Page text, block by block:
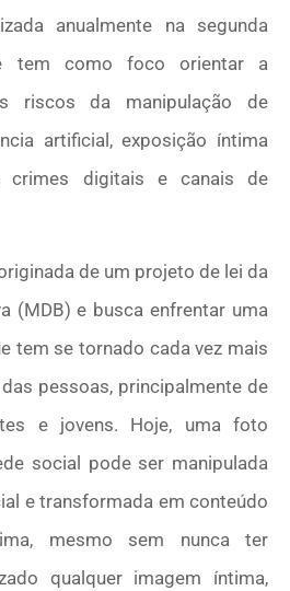
anualmente na segunda
tem como foco orientar a
riscos da manipulação de
artificial, exposição íntima
crimes digitais e canais de
de um projeto de lei da
(MDB) e busca enfrentar uma
tem se tornado cada vez mais
pessoas, principalmente de
e jovens. Hoje, uma foto
social pode ser manipulada
e transformada em conteúdo
mesmo sem nunca ter
qualquer imagem íntima,